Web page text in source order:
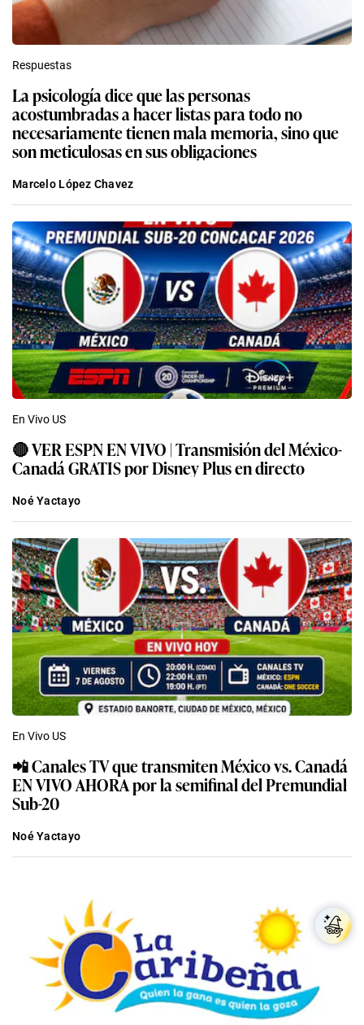
Respuestas
La psicología dice que las personas
acostumbradas a hacer listas para todo no
necesariamente tienen mala memoria, sino que
son meticulosas en sus obligaciones
Marcelo López Chavez
En Vivo US
🔴 VER ESPN EN VIVO | Transmisión del México-
Canadá GRATIS por Disney Plus en directo
Noé Yactayo
En Vivo US
📲 Canales TV que transmiten México vs. Canadá
EN VIVO AHORA por la semifinal del Premundial
Sub-20
Noé Yactayo